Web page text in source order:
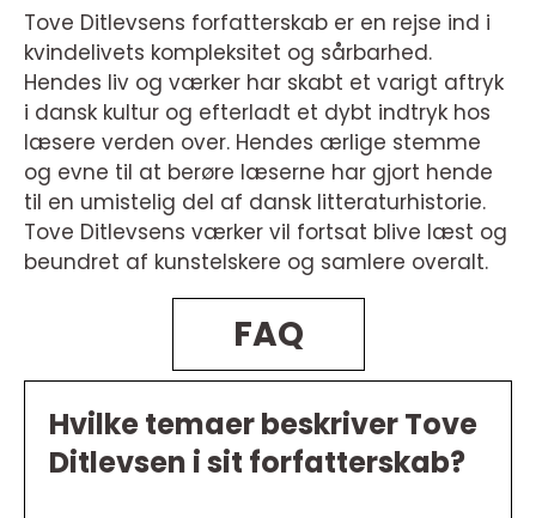
Tove Ditlevsens forfatterskab er en rejse ind i
kvindelivets kompleksitet og sårbarhed.
Hendes liv og værker har skabt et varigt aftryk
i dansk kultur og efterladt et dybt indtryk hos
læsere verden over. Hendes ærlige stemme
og evne til at berøre læserne har gjort hende
til en umistelig del af dansk litteraturhistorie.
Tove Ditlevsens værker vil fortsat blive læst og
beundret af kunstelskere og samlere overalt.
FAQ
Hvilke temaer beskriver Tove
Ditlevsen i sit forfatterskab?